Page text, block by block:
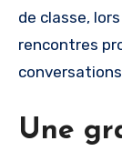
de classe,
rencontres
Une